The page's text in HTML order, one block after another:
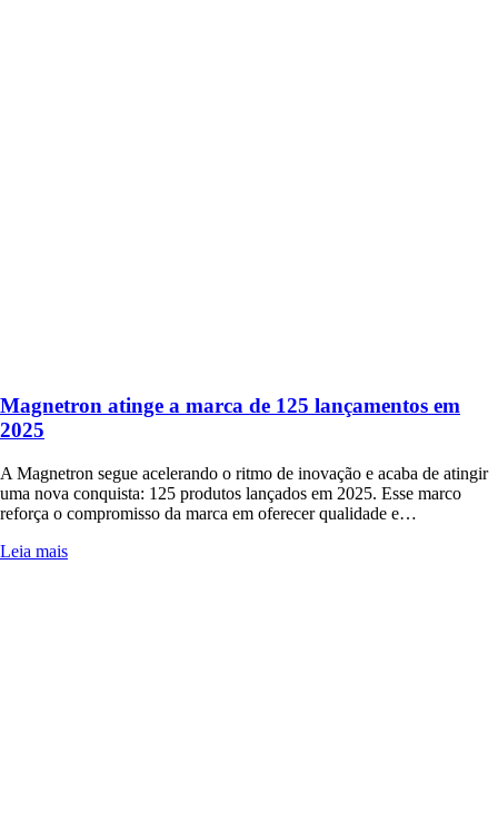
Magnetron atinge a marca de 125 lançamentos em
2025
A Magnetron segue acelerando o ritmo de inovação e acaba de atingir
uma nova conquista: 125 produtos lançados em 2025. Esse marco
reforça o compromisso da marca em oferecer qualidade e…
Leia mais